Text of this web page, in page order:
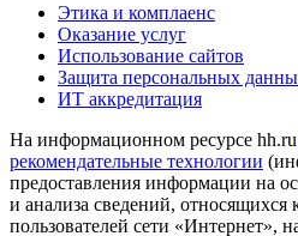
Этика и комплаенс
Оказание услуг
Использование сайтов
Защита персональных
ИТ аккредитация
На информационном ресурсе hh.ru
рекомендательные технологии
предоставления информации на
и анализа сведений, относящихся
пользователей сети «Интернет»,